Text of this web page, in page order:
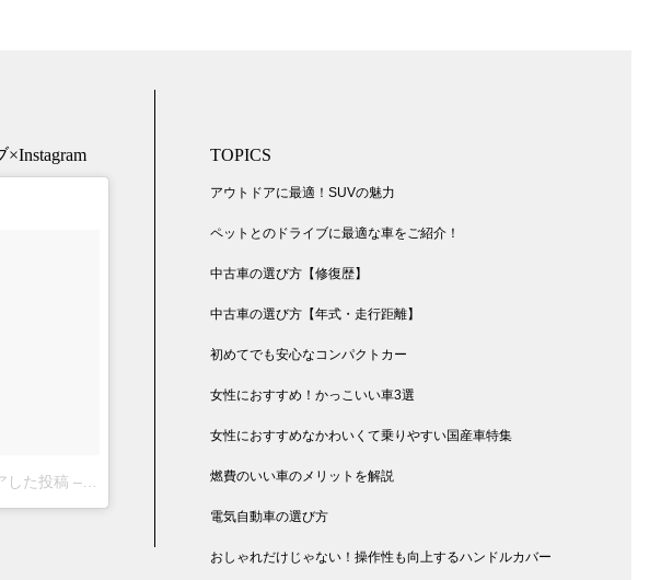
した投稿 – 2018年 8月月30日午後5時24分PDT
TOPICS
アウトドアに最適！SUVの魅力
ペットとのドライブに最適な車をご紹介！
中古車の選び方【修復歴】
中古車の選び方【年式・走行距離】
初めてでも安心なコンパクトカー
女性におすすめ！かっこいい車3選
女性におすすめなかわいくて乗りやすい国産車特集
燃費のいい車のメリットを解説
電気自動車の選び方
おしゃれだけじゃない！操作性も向上するハンドルカバー